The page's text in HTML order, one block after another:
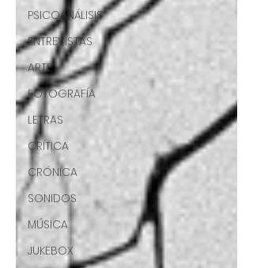
PSICOANÁLISIS
ENTREVISTAS
ARTE
FOTOGRAFÍA
LETRAS
CRÍTICA
CRÓNICA
SONIDOS
MÚSICA
JUKEBOX